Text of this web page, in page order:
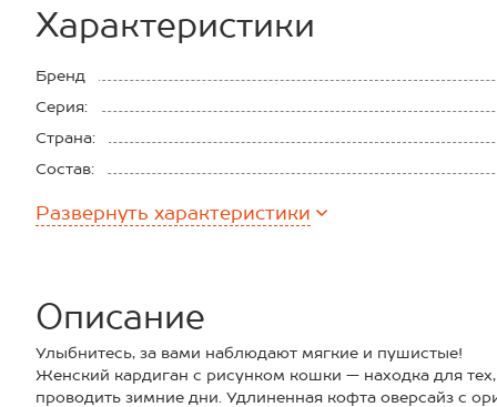
Характеристики
Бренд
Серия:
Страна:
Состав:
Развернуть характеристики
Описание
Улыбнитесь, за вами наблюдают мягкие и пушистые!
Женский кардиган с рисунком кошки — находка для
проводить зимние дни. Удлиненная кофта оверсайз с